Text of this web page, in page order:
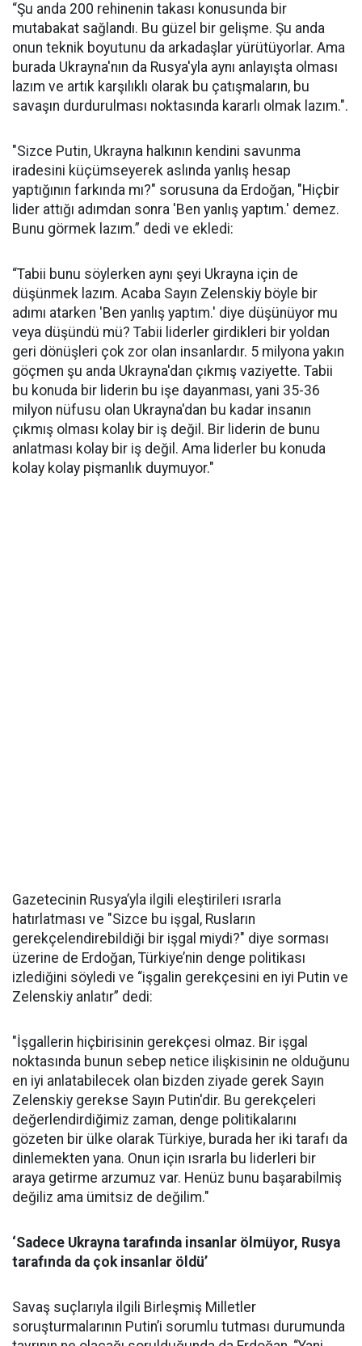
“Şu anda 200 rehinenin takası konusunda bir
mutabakat sağlandı. Bu güzel bir gelişme. Şu anda
onun teknik boyutunu da arkadaşlar yürütüyorlar. Ama
burada Ukrayna'nın da Rusya'yla aynı anlayışta olması
lazım ve artık karşılıklı olarak bu çatışmaların, bu
savaşın durdurulması noktasında kararlı olmak lazım.".
"Sizce Putin, Ukrayna halkının kendini savunma
iradesini küçümseyerek aslında yanlış hesap
yaptığının farkında mı?" sorusuna da Erdoğan, "Hiçbir
lider attığı adımdan sonra 'Ben yanlış yaptım.' demez.
Bunu görmek lazım.” dedi ve ekledi:
“Tabii bunu söylerken aynı şeyi Ukrayna için de
düşünmek lazım. Acaba Sayın Zelenskiy böyle bir
adımı atarken 'Ben yanlış yaptım.' diye düşünüyor mu
veya düşündü mü? Tabii liderler girdikleri bir yoldan
geri dönüşleri çok zor olan insanlardır. 5 milyona yakın
göçmen şu anda Ukrayna'dan çıkmış vaziyette. Tabii
bu konuda bir liderin bu işe dayanması, yani 35-36
milyon nüfusu olan Ukrayna'dan bu kadar insanın
çıkmış olması kolay bir iş değil. Bir liderin de bunu
anlatması kolay bir iş değil. Ama liderler bu konuda
kolay kolay pişmanlık duymuyor."
Gazetecinin Rusya’yla ilgili eleştirileri ısrarla
hatırlatması ve "Sizce bu işgal, Rusların
gerekçelendirebildiği bir işgal miydi?" diye sorması
üzerine de Erdoğan, Türkiye’nin denge politikası
izlediğini söyledi ve “işgalin gerekçesini en iyi Putin ve
Zelenskiy anlatır” dedi:
"İşgallerin hiçbirisinin gerekçesi olmaz. Bir işgal
noktasında bunun sebep netice ilişkisinin ne olduğunu
en iyi anlatabilecek olan bizden ziyade gerek Sayın
Zelenskiy gerekse Sayın Putin'dir. Bu gerekçeleri
değerlendirdiğimiz zaman, denge politikalarını
gözeten bir ülke olarak Türkiye, burada her iki tarafı da
dinlemekten yana. Onun için ısrarla bu liderleri bir
araya getirme arzumuz var. Henüz bunu başarabilmiş
değiliz ama ümitsiz de değilim."
‘Sadece Ukrayna tarafında insanlar ölmüyor, Rusya
tarafında da çok insanlar öldü’
Savaş suçlarıyla ilgili Birleşmiş Milletler
soruşturmalarının Putin’i sorumlu tutması durumunda